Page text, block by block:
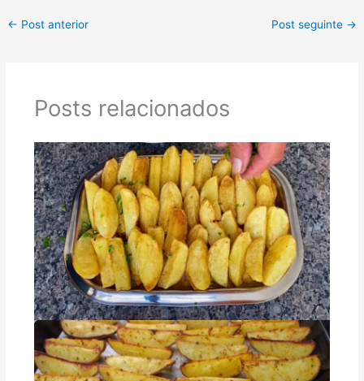
← Post anterior Post seguinte →
Posts relacionados